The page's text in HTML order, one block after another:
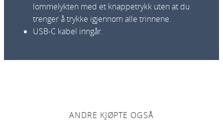
n
lommelykten med et knappetrykk uten at du
trenger å trykke igjennom alle trinnene.
USB-C kabel inngår.
ANDRE KJØPTE OGSÅ